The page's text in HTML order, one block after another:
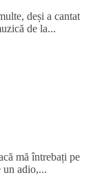
deși a cantat
de la...
mă întrebați pe
un adio,...